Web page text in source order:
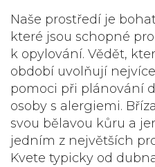
Naše prostředí je
které jsou schopné
k opylování. Vědět,
období uvolňují
pomoci při plánování
osoby s alergiemi.
svou bělavou kůru a
jedním z největších
Kvete typicky od